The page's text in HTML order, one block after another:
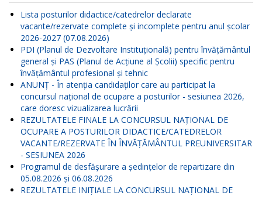
Lista posturilor didactice/catedrelor declarate
vacante/rezervate complete și incomplete pentru anul școlar
2026-2027 (07.08.2026)
PDI (Planul de Dezvoltare Instituțională) pentru învățământul
general și PAS (Planul de Acțiune al Școlii) specific pentru
învățământul profesional și tehnic
ANUNŢ - În atenția candidaților care au participat la
concursul național de ocupare a posturilor - sesiunea 2026,
care doresc vizualizarea lucrării
REZULTATELE FINALE LA CONCURSUL NAŢIONAL DE
OCUPARE A POSTURILOR DIDACTICE/CATEDRELOR
VACANTE/REZERVATE ÎN ÎNVĂŢĂMÂNTUL PREUNIVERSITAR
- SESIUNEA 2026
Programul de desfășurare a ședințelor de repartizare din
05.08.2026 și 06.08.2026
REZULTATELE INIŢIALE LA CONCURSUL NAŢIONAL DE